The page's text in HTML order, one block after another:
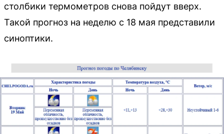
столбики термометров снова пойдут вверх.
Такой прогноз на неделю с 18 мая представили
синоптики.